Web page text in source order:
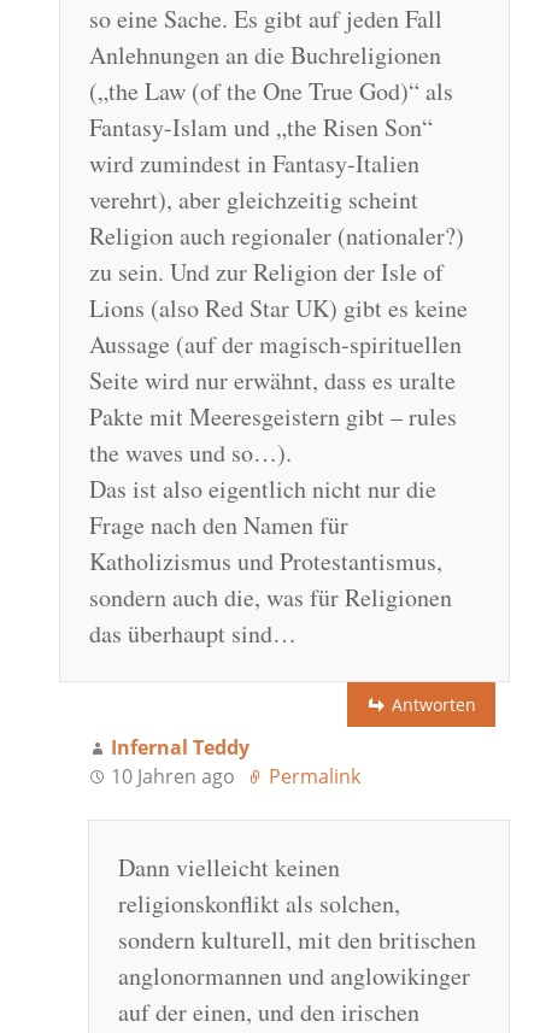
so eine Sache. Es gibt auf jeden Fall
Anlehnungen an die Buchreligionen
(„the Law (of the One True God)“ als
Fantasy-Islam und „the Risen Son“
wird zumindest in Fantasy-Italien
verehrt), aber gleichzeitig scheint
Religion auch regionaler (nationaler?)
zu sein. Und zur Religion der Isle of
Lions (also Red Star UK) gibt es keine
Aussage (auf der magisch-spirituellen
Seite wird nur erwähnt, dass es uralte
Pakte mit Meeresgeistern gibt – rules
the waves und so…).
Das ist also eigentlich nicht nur die
Frage nach den Namen für
Katholizismus und Protestantismus,
sondern auch die, was für Religionen
das überhaupt sind…
Antworten
Infernal Teddy
10 Jahren ago
Permalink
Dann vielleicht keinen
religionskonflikt als solchen,
sondern kulturell, mit den britischen
anglonormannen und anglowikinger
auf der einen, und den irischen